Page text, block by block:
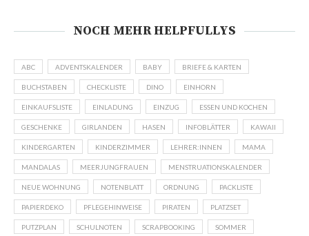
NOCH MEHR HELPFULLYS
ABC ADVENTSKALENDER BABY BRIEFE & KARTEN
BUCHSTABEN CHECKLISTE DINO EINHORN
EINKAUFSLISTE EINLADUNG EINZUG ESSEN UND KOCHEN
GESCHENKE GIRLANDEN HASEN INFOBLÄTTER KAWAII
KINDERGARTEN KINDERZIMMER LEHRER:INNEN MAMA
MANDALAS MEERJUNGFRAUEN MENSTRUATIONSKALENDER
NEUE WOHNUNG NOTENBLATT ORDNUNG PACKLISTE
PAPIERDEKO PFLEGEHINWEISE PIRATEN PLATZSET
PUTZPLAN SCHULNOTEN SCRAPBOOKING SOMMER